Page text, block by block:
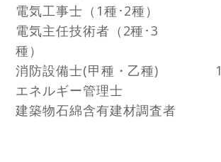
電気工事士（1種･2種）
電気主任技術者（2種･3
種）
消防設備士(甲種・乙種)
エネルギー管理士
建築物石綿含有建材調査者